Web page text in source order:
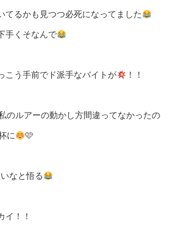
てるかも見つつ必死になってました
手くそなんで
こう手前でド派手なバイトが ！！
のルアーの動かし方間違ってなかったの
に 🩷
なと悟る
イ！！